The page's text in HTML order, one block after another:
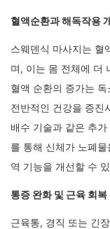
혈액순환과 해독작용
스웨덴식 마사지는 혈
며, 이는 몸 전체에 더
혈액 순환의 증가는
전반적인 건강을 증진
배수 기술과 같은 추
를 통해 신체가 노폐
역 기능을 개선할 수
통증 완화 및 근육 회복
근육통, 경직 또는 긴